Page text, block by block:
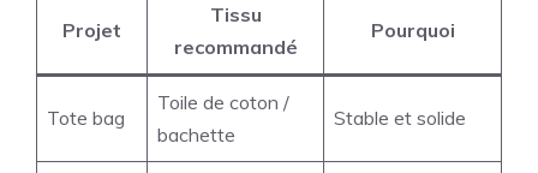
Projet
Tissu
recommandé
Pourquoi
Tote bag
Toile de coton /
bachette
Stable et solide